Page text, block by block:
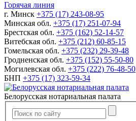
Горячая линия
г. Минск +375 (17) 243-08-95
Минская обл. +375 (17) 251-07-94
Брестская обл. +375 (162) 52-14-57
Витебская обл. +375 (212) 60-85-15
Гомельская обл. +375 (232) 29-39-48
Гродненская обл. +375 (152) 55-50-80
Могилевская обл. +375 (222) 76-48-50
БНП +375 (17) 323-59-34
Белорусская нотариальная палата